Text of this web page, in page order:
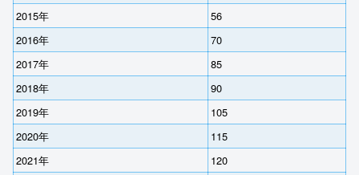
2015年
56
2016年
70
2017年
85
2018年
90
2019年
105
2020年
115
2021年
120